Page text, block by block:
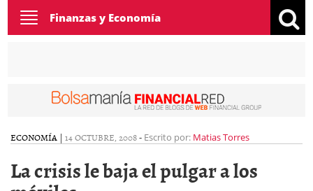
Toggle
navigation
Finanzas y Economía
ECONOMÍA | 14 OCTUBRE, 2008- Escrito por: Matias Torres
La crisis le baja el pulgar a los